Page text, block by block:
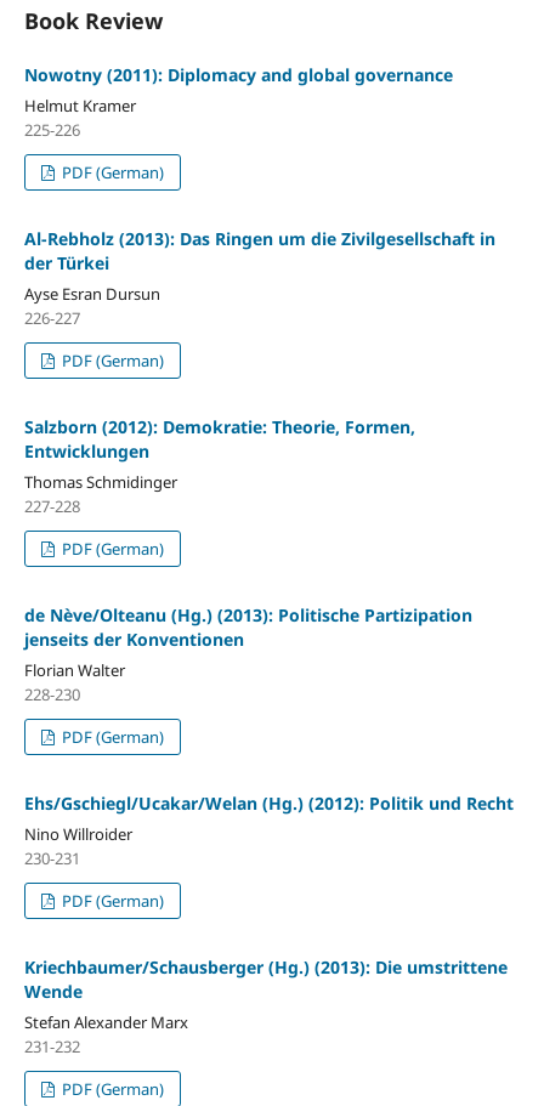
Book Review
Nowotny (2011): Diplomacy and global governance
Helmut Kramer
225-226
PDF (German)
Al-Rebholz (2013): Das Ringen um die Zivilgesellschaft in
der Türkei
Ayse Esran Dursun
226-227
PDF (German)
Salzborn (2012): Demokratie: Theorie, Formen,
Entwicklungen
Thomas Schmidinger
227-228
PDF (German)
de Nève/Olteanu (Hg.) (2013): Politische Partizipation
jenseits der Konventionen
Florian Walter
228-230
PDF (German)
Ehs/Gschiegl/Ucakar/Welan (Hg.) (2012): Politik und Recht
Nino Willroider
230-231
PDF (German)
Kriechbaumer/Schausberger (Hg.) (2013): Die umstrittene
Wende
Stefan Alexander Marx
231-232
PDF (German)